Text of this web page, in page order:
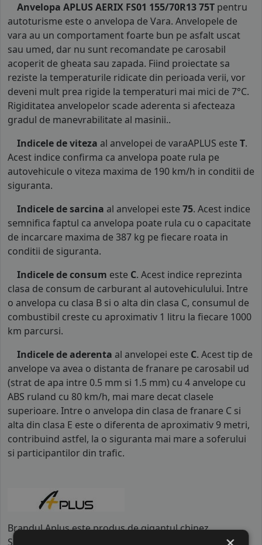
Anvelopa APLUS AERIX FS01 155/70R13 75T pentru
autoturisme este o anvelopa de Vara. Anvelopele de
vara au un comportament foarte bun pe asfalt uscat
sau umed, dar nu sunt recomandate pe carosabil
acoperit de gheata sau zapada. Fiind proiectate sa
reziste la temperaturile ridicate din perioada verii, vor
deveni mult prea rigide la temperaturi mai mici de 7°C.
Rigiditatea anvelopelor scade aderenta si afecteaza
gradul de manevrabilitate al masinii..
Indicele de viteza al anvelopei de varaAPLUS este T.
Acest indice confirma ca anvelopa poate rula pe
autovehicule o viteza maxima de 190 km/h in conditii de
siguranta.
Indicele de sarcina al anvelopei este 75. Acest indice
semnifica faptul ca anvelopa poate rula cu o capacitate
de incarcare maxima de 387 kg pe fiecare roata in
conditii de siguranta.
Indicele de consum este C. Acest indice reprezinta
clasa de consum de carburant al autovehiculului. Intre
o anvelopa cu clasa B si o alta din clasa C, consumul de
combustibil creste cu aproximativ 1 litru la fiecare 1000
km parcursi.
Indicele de aderenta al anvelopei este C. Acest tip de
anvelope va avea o distanta de franare pe carosabil ud
(strat de apa intre 0.5 mm si 1.5 mm) cu 4 anvelope cu
ABS ruland cu 80 km/h, mai mare decat clasele
superioare. Intre o anvelopa din clasa de franare C si
alta din clasa E este o diferenta de aproximativ 9 metri,
contribuind astfel, la o siguranta mai mare a soferului
si participantilor din trafic.
Brandul Aplus este produs de gigantul chinez
Shandong Haohua Tire, o companie care a reușit să se